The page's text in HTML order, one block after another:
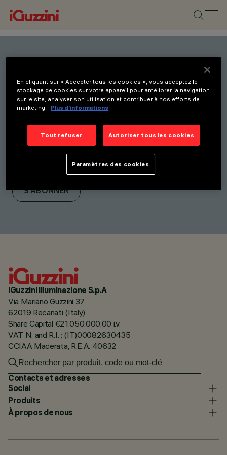
Restez informé(e) de nos
dernières innovations.
Abonnez-vous à notre
newsletter pour être
informé(e) de nos
nouveaux produits, salons
et initiatives.
S'ABONNER
iGuzzini illuminazione S.p.A
Via Mariano Guzzini 37
62019 Recanati (Italy)
Share Capital €21.050.000,00 i.v.
VAT N. and R.I. : (IT)00082630435
CCIAA Macerata, R.E.A. 40632
Contacts et adresses
Social
Produits
À propos de nous
En cliquant sur « Accepter tous les cookies », vous acceptez le
stockage de cookies sur votre appareil pour améliorer la navigation
sur le site, analyser son utilisation et contribuer à nos efforts de
marketing.
Plus d’informations
Tout refuser Autoriser tous les cookies
Paramètres des cookies